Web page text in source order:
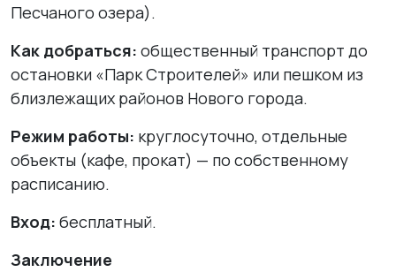
Песчаного озера).
Как добраться: общественный транспорт до
остановки «Парк Строителей» или пешком из
близлежащих районов Нового города.
Режим работы: круглосуточно, отдельные
объекты (кафе, прокат) — по собственному
расписанию.
Вход: бесплатный.
Заключение